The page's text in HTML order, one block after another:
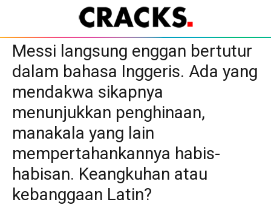
Messi langsung enggan bertutur
dalam bahasa Inggeris. Ada yang
mendakwa sikapnya
menunjukkan penghinaan,
manakala yang lain
mempertahankannya habis-
habisan. Keangkuhan atau
kebanggaan Latin?